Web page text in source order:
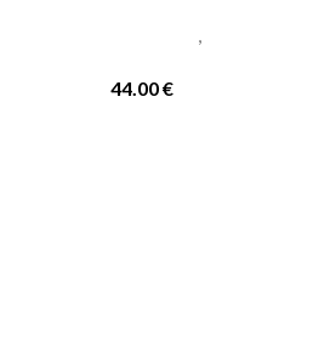
,
44.00€